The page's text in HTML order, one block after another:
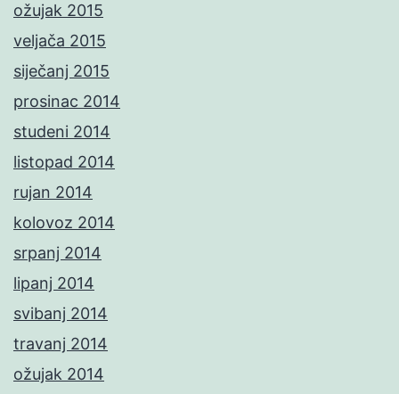
ožujak 2015
veljača 2015
siječanj 2015
prosinac 2014
studeni 2014
listopad 2014
rujan 2014
kolovoz 2014
srpanj 2014
lipanj 2014
svibanj 2014
travanj 2014
ožujak 2014